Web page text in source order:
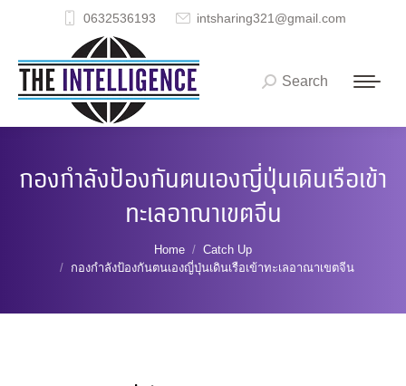
0632536193 intsharing321@gmail.com
Search:
Search
กองกำลังป้องกันตนเองญี่ปุ่นเดินเรือเข้า
ทะเลอาณาเขตจีน
Home
Catch Up
กองกำลังป้องกันตนเองญี่ปุ่นเดินเรือเข้าทะเลอาณาเขตจีน